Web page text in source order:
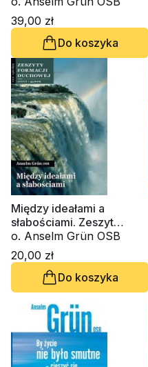
(6xCD - audiobook)
39,00 zł
Do koszyka
Między ideałami a
słabościami. Zeszyt
Formacji Duchowej nr 45
o. Anselm Grün OSB
20,00 zł
Do koszyka